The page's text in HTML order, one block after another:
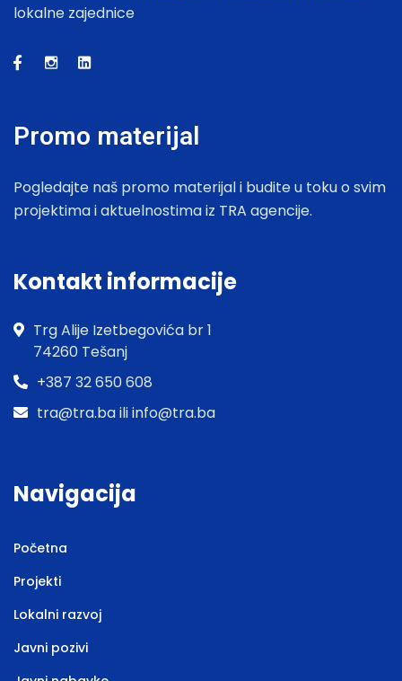
lokalne zajednice
Promo materijal
Pogledajte naš promo materijal i budite u toku o svim
projektima i aktuelnostima iz TRA agencije.
Kontakt informacije
Trg Alije Izetbegovića br 1
74260 Tešanj
+387 32 650 608
tra@tra.ba ili info@tra.ba
Navigacija
Početna
Projekti
Lokalni razvoj
Javni pozivi